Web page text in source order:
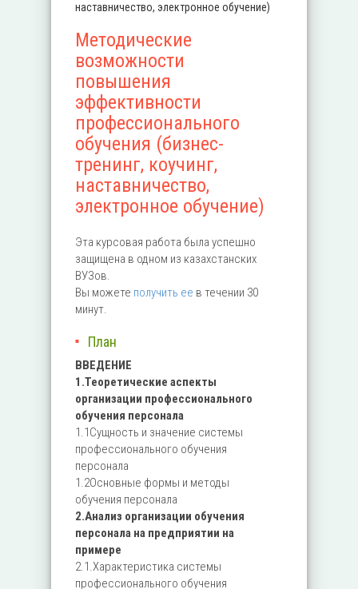
наставничество, электронное обучение)
Методические
возможности
повышения
эффективности
профессионального
обучения (бизнес-
тренинг, коучинг,
наставничество,
электронное обучение)
Эта курсовая работа была успешно
защищена в одном из казахстанских
ВУЗов.
Вы можете получить ее в течении 30
минут.
План
ВВЕДЕНИЕ
1.Теоретические аспекты
организации профессионального
обучения персонала
1.1Сущность и значение системы
профессионального обучения
персонала
1.2Основные формы и методы
обучения персонала
2.Анализ организации обучения
персонала на предприятии на
примере
2.1.Характеристика системы
профессионального обучения